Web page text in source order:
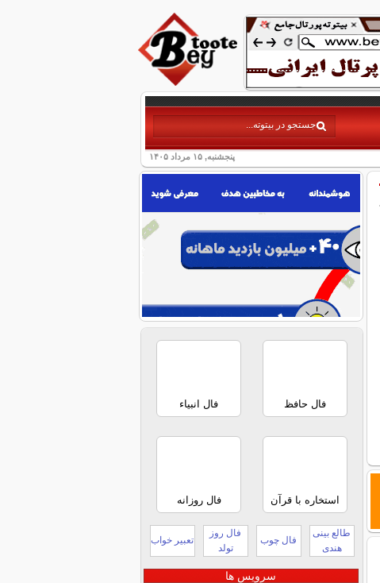
پنجشنبه, ۱۵ مرداد ۱۴۰۵
فال حافظ فال انبیاء
استخاره با قرآن فال روزانه
طالع بینی
هندی
فال چوب
فال روز
تولد
تعبیر خواب
سرویس ها